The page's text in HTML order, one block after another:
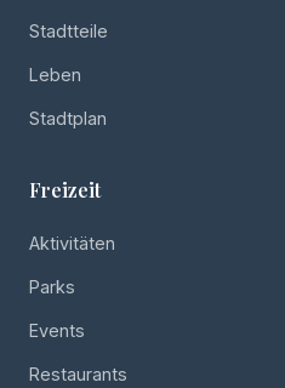
Stadtteile
Leben
Stadtplan
Freizeit
Aktivitäten
Parks
Events
Restaurants